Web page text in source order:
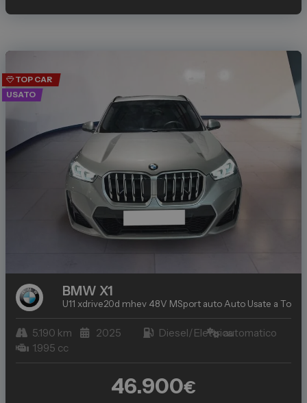
TOP CAR
USATO
BMW X1
U11 xdrive20d mhev 48V MSport auto Auto Usate a
5.190 km 2025 Diesel/Elettricaautomatico
1.995 cc
46.900€